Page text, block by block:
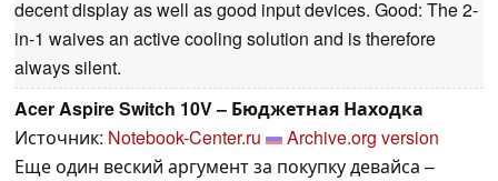
decent display as well as good input devices. Good: The 2-
in-1 waives an active cooling solution and is therefore
always silent.
Acer Aspire Switch 10V – Бюджетная Находка
Источник: Notebook-Center.ru
Archive.org version
Еще один веский аргумент за покупку девайса –